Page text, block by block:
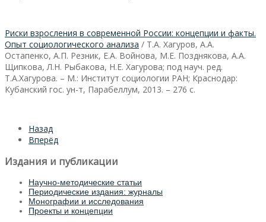
Риски взросления в современной России: концепции и факты.
Опыт социологического анализа / Т.А. Хагуров, А.А.
Остапенко, А.П. Резник, Е.А. Войнова, М.Е. Позднякова, А.А.
Щипкова, Л.Н. Рыбакова, Н.Е. Хагурова; под науч. ред.
Т.А.Хагурова. – М.: Институт социологии РАН; Краснодар:
Кубанский гос. ун-т, Парабеллум, 2013. – 276 с.
Назад
Вперёд
Издания и публикации
Научно-методические статьи
Периодические издания: журналы
Монографии и исследования
Проекты и концепции